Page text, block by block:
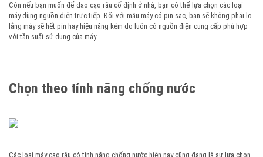
Còn nếu bạn muốn để dao cạo râu cố định ở nhà, bạn có thể lựa chọn các loại
máy dùng nguồn điện trực tiếp. Đối với mẫu máy có pin sạc, bạn sẽ không phải lo
lắng máy sẽ hết pin hay hiệu năng kém do luôn có nguồn điện cung cấp phù hợp
với tần suất sử dụng của máy.
Chọn theo tính năng chống nước
Các loại máy cạo râu có tính năng chống nước hiện nay cũng đang là sự lựa chọn